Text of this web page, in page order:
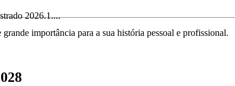
2026.1....
importância para a sua história pessoal e profissional.